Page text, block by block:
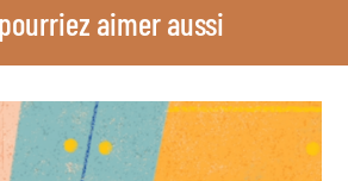
aimer aussi